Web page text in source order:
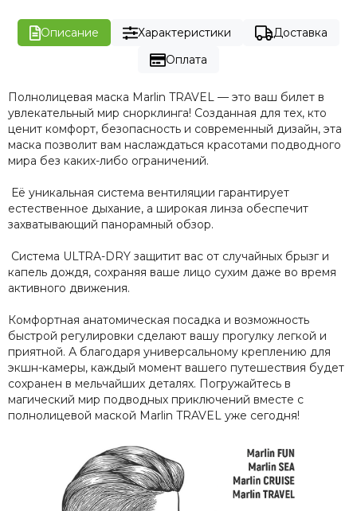
Описание Характеристики
Доставка
Оплата
Полнолицевая маска Marlin TRAVEL — это ваш билет в
увлекательный мир снорклинга! Созданная для тех, кто
ценит комфорт, безопасность и современный дизайн, эта
маска позволит вам наслаждаться красотами подводного
мира без каких-либо ограничений.
Её уникальная система вентиляции гарантирует
естественное дыхание, а широкая линза обеспечит
захватывающий панорамный обзор.
Система ULTRA-DRY защитит вас от случайных брызг и
капель дождя, сохраняя ваше лицо сухим даже во время
активного движения.
Комфортная анатомическая посадка и возможность
быстрой регулировки сделают вашу прогулку легкой и
приятной. А благодаря универсальному креплению для
экшн-камеры, каждый момент вашего путешествия будет
сохранен в мельчайших деталях. Погружайтесь в
магический мир подводных приключений вместе с
полнолицевой маской Marlin TRAVEL уже сегодня!